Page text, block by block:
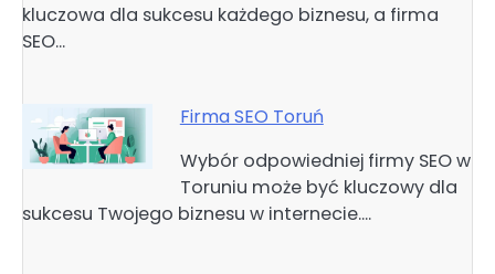
kluczowa dla sukcesu każdego biznesu, a firma
SEO…
Firma SEO Toruń
Wybór odpowiedniej firmy SEO w
Toruniu może być kluczowy dla
sukcesu Twojego biznesu w internecie.…